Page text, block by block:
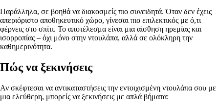
Παράλληλα, σε βοηθά να διακοσμείς πιο συνειδητά. Όταν δεν έχεις
απεριόριστο αποθηκευτικό χώρο, γίνεσαι πιο επιλεκτικός με ό,τι
φέρνεις στο σπίτι. Το αποτέλεσμα είναι μια αίσθηση ηρεμίας και
ισορροπίας – όχι μόνο στην ντουλάπα, αλλά σε ολόκληρη την
καθημερινότητα.
Πώς να ξεκινήσεις
Αν σκέφτεσαι να αντικαταστήσεις την εντοιχισμένη ντουλάπα σου με
μια ελεύθερη, μπορείς να ξεκινήσεις με απλά βήματα: